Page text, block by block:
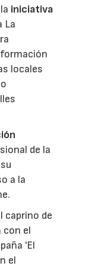
iniciativa
La
locales
de la
a la
caprino de
con el
'El
el